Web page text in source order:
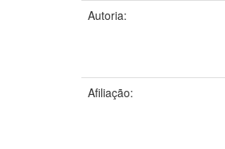
Autoria:
Afiliação: